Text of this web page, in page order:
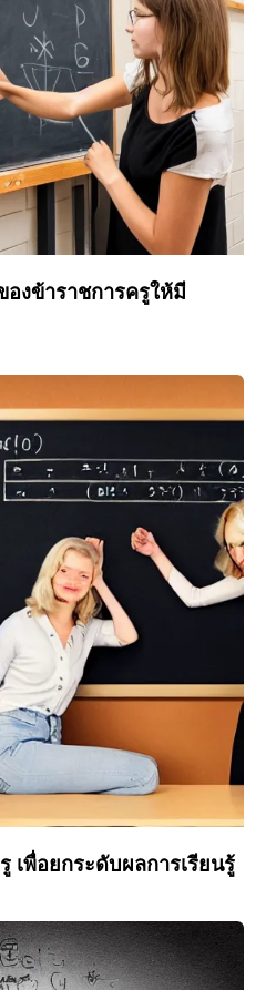
องข้าราชการครูให้มี
เพื่อยกระดับผลการเรียนรู้